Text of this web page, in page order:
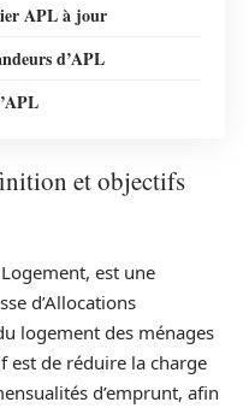
APL à jour
d’APL
et objectifs
est une
d’Allocations
logement des ménages
est de réduire la charge
d’emprunt, afin